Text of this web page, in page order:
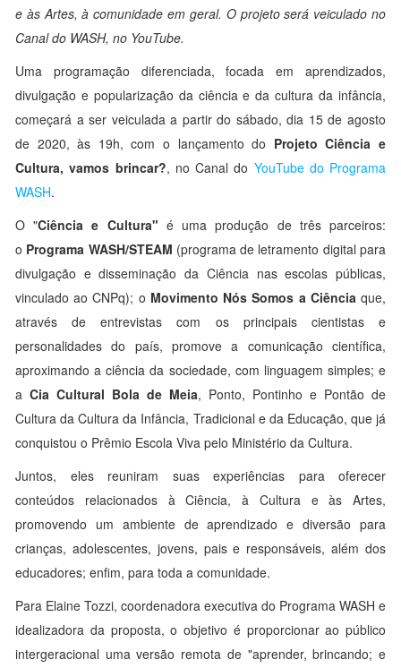
e às Artes, à comunidade em geral. O projeto será veiculado no
Canal do WASH, no YouTube.
Uma programação diferenciada, focada em aprendizados,
divulgação e popularização da ciência e da cultura da infância,
começará a ser veiculada a partir do sábado, dia 15 de agosto
de 2020, às 19h, com o lançamento do Projeto Ciência e
Cultura, vamos brincar?, no Canal do YouTube do Programa
WASH.
O "Ciência e Cultura" é uma produção de três parceiros:
o Programa WASH/STEAM (programa de letramento digital para
divulgação e disseminação da Ciência nas escolas públicas,
vinculado ao CNPq); o Movimento Nós Somos a Ciênciaque,
através de entrevistas com os principais cientistas e
personalidades do país, promove a comunicação científica,
aproximando a ciência da sociedade, com linguagem simples; e
a Cia Cultural Bola de Meia, Ponto, Pontinho e Pontão de
Cultura da Cultura da Infância, Tradicional e da Educação, que já
conquistou o Prêmio Escola Viva pelo Ministério da Cultura.
Juntos, eles reuniram suas experiências para oferecer
conteúdos relacionados à Ciência, à Cultura e às Artes,
promovendo um ambiente de aprendizado e diversão para
crianças, adolescentes, jovens, pais e responsáveis, além dos
educadores; enfim, para toda a comunidade.
Para Elaine Tozzi, coordenadora executiva do Programa WASH e
idealizadora da proposta, o objetivo é proporcionar ao público
intergeracional uma versão remota de "aprender, brincando; e